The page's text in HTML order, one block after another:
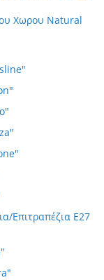
Χωρου Natural
Επιτραπέζια E27